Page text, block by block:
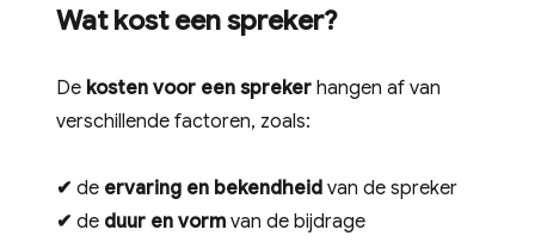
Wat kost een spreker?
De kosten voor een spreker hangen af van
verschillende factoren, zoals:
✔ de ervaring en bekendheid van de spreker
✔ de duur en vorm van de bijdrage